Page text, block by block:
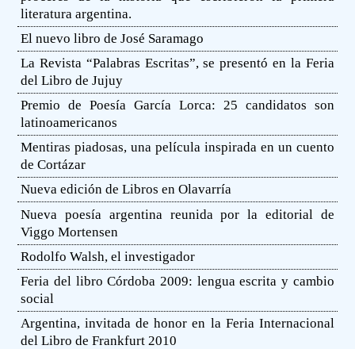
literatura argentina.
El nuevo libro de José Saramago
La Revista “Palabras Escritas”, se presentó en la Feria
del Libro de Jujuy
Premio de Poesía García Lorca: 25 candidatos son
latinoamericanos
Mentiras piadosas, una película inspirada en un cuento
de Cortázar
Nueva edición de Libros en Olavarría
Nueva poesía argentina reunida por la editorial de
Viggo Mortensen
Rodolfo Walsh, el investigador
Feria del libro Córdoba 2009: lengua escrita y cambio
social
Argentina, invitada de honor en la Feria Internacional
del Libro de Frankfurt 2010